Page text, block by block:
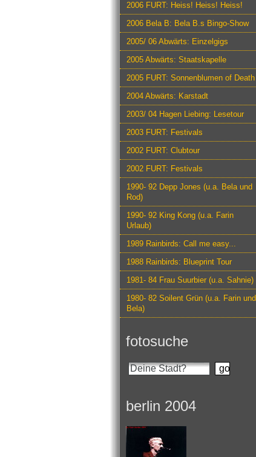
2006 FURT: Heiss! Heiss! Heiss!
2006 Bela B: Bela B.s Bingo-Show
2005/ 06 Abwärts: Einzelgigs
2005 Abwärts: Staatskapelle
2005 FURT: Sonnenblumen of Death
2004 Abwärts: Karstadt
2003/ 04 Hagen Liebing: Lesetour
2003 FURT: Festivals
2002 FURT: Clubtour
2002 FURT: Festivals
1990- 92 Depp Jones (u.a. Bela und
Rod)
1990- 92 King Kong (u.a. Farin
Urlaub)
1989 Rainbirds: Call me easy...
1988 Rainbirds: Blueprint Tour
1981- 84 Frau Suurbier (u.a. Sahnie)
1980- 82 Soilent Grün (u.a. Farin und
Bela)
fotosuche
berlin 2004